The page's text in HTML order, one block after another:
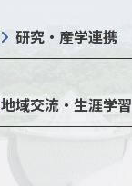
研究・産学連携
地域交流・生涯学習